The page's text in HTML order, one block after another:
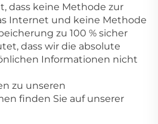
dass keine Methode zur
Internet und keine Methode
zu 100 % sicher
dass wir die absolute
Informationen nicht
zu unseren
finden Sie auf unserer